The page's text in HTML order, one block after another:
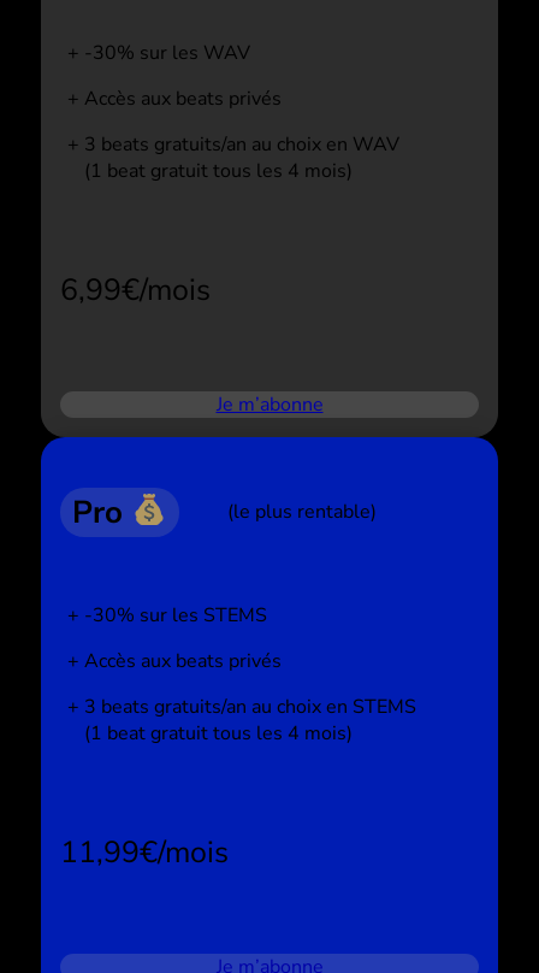
-30% sur les WAV
Accès aux beats privés
3 beats gratuits/an au choix en WAV
(1 beat gratuit tous les 4 mois)
6,99€/mois
Je m’abonne
Pro (le plus rentable)
-30% sur les STEMS
Accès aux beats privés
3 beats gratuits/an au choix en STEMS
(1 beat gratuit tous les 4 mois)
11,99€/mois
Je m’abonne